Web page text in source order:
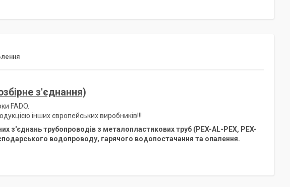
з'єднання)
FADO.
інших європейських виробників!!!
з'єднань трубопроводів з металопластикових труб (PEX-AL-PEX, PEX-
водопроводу, гарячого водопостачання та опалення.